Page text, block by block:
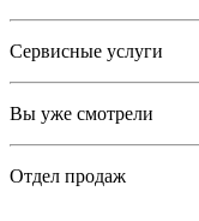
Сервисные услуги
Вы уже смотрели
Отдел продаж